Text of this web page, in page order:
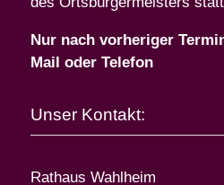
Nur nach vorheriger
Mail oder Telefon
Unser Kontakt:
Rathaus Wahlheim